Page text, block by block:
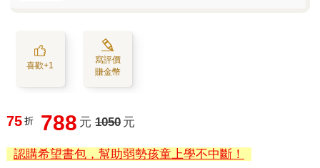
喜歡+1
寫評價
賺金幣
75 折 788 元 1050 元
認購希望書包，幫助弱勢孩童上學不中斷！